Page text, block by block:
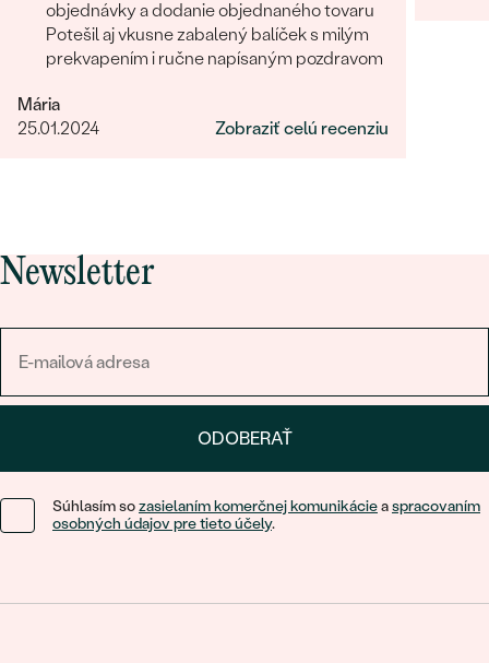
objednávky a dodanie objednaného tovaru
Potešil aj vkusne zabalený balíček s milým
prekvapením i ručne napísaným pozdravom
Mária
25.01.2024
Zobraziť celú recenziu
Newsletter
ODOBERAŤ
Súhlasím sozasielaním komerčnej komunikácieaspracovaním
osobných údajov pre tieto účely.